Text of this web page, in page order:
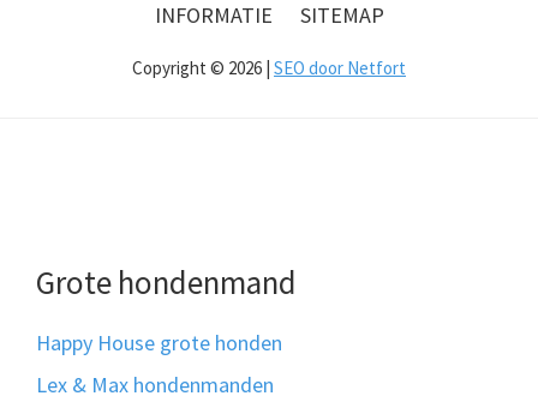
INFORMATIE
SITEMAP
Copyright © 2026 | SEO door Netfort
Grote hondenmand
Happy House grote honden
Lex & Max hondenmanden